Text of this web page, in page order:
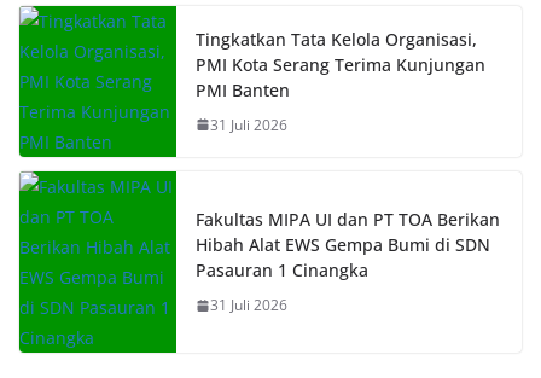
Tingkatkan Tata Kelola Organisasi,
PMI Kota Serang Terima Kunjungan
PMI Banten
31 Juli 2026
Fakultas MIPA UI dan PT TOA Berikan
Hibah Alat EWS Gempa Bumi di SDN
Pasauran 1 Cinangka
31 Juli 2026